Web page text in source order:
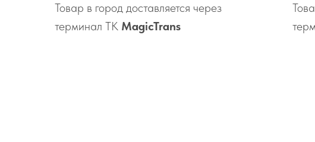
Товар в город доставляется через
терминал ТК MagicTrans